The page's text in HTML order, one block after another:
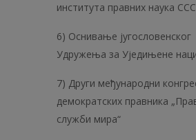
института правних наука
6) Оснивање југословенског
Удружења за Уједињене
7) Други међународни
демократских правника
служби мира“